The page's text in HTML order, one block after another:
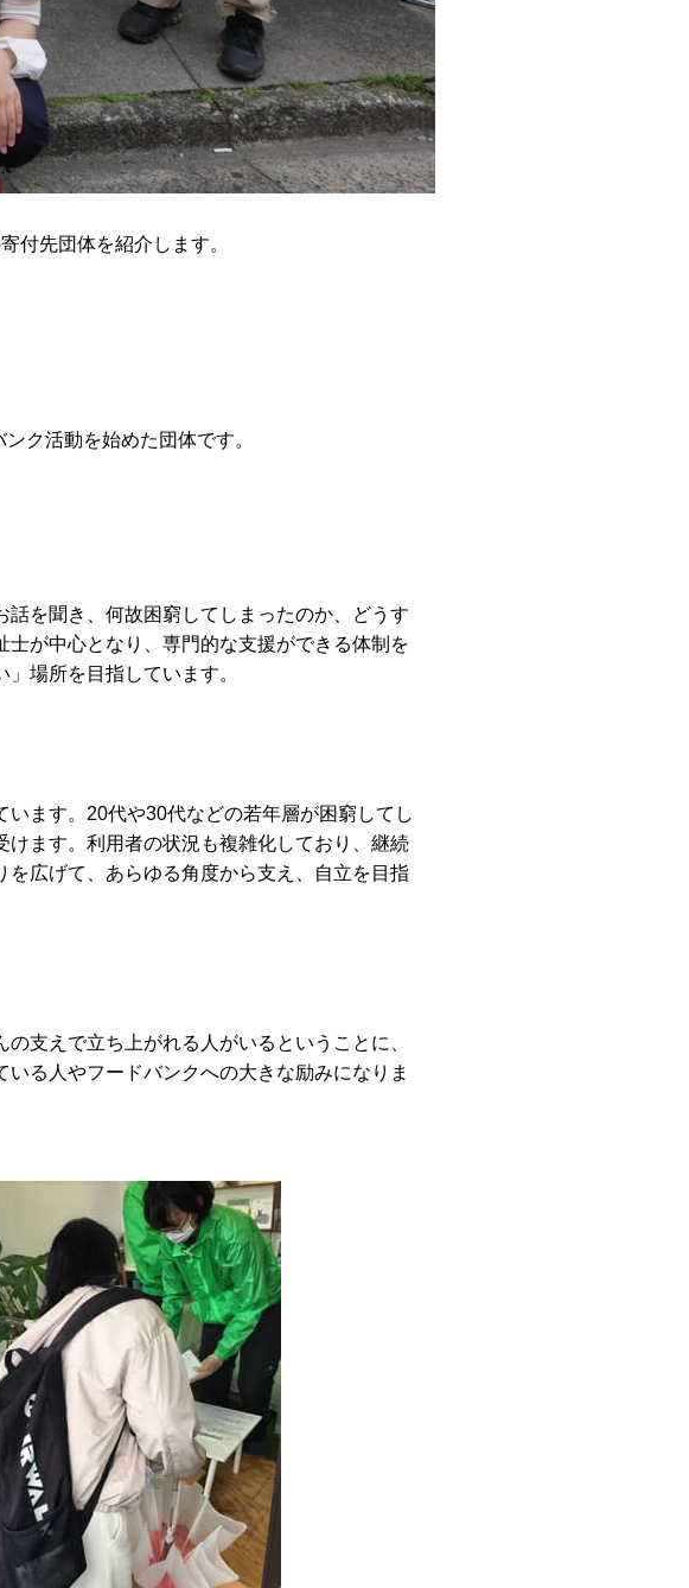
付先団体を紹介します。
ク活動を始めた団体です。
を聞き、何故困窮してしまったのか、どうす
が中心となり、専門的な支援ができる体制を
場所を目指しています。
ます。20代や30代などの若年層が困窮してし
ます。利用者の状況も複雑化しており、継続
広げて、あらゆる角度から支え、自立を目指
支えで立ち上がれる人がいるということに、
る人やフードバンクへの大きな励みになりま